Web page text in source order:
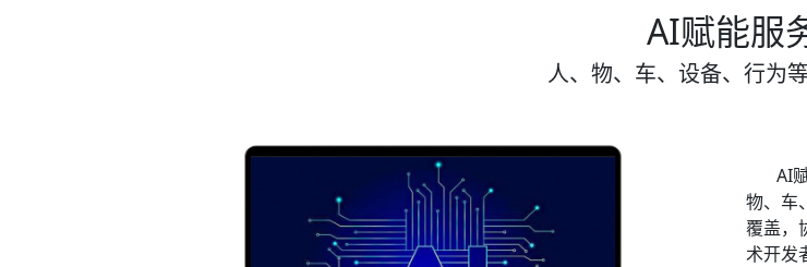
AI赋能服
人、物、车、设备、行为
AI赋
物、车
覆盖，
术开发